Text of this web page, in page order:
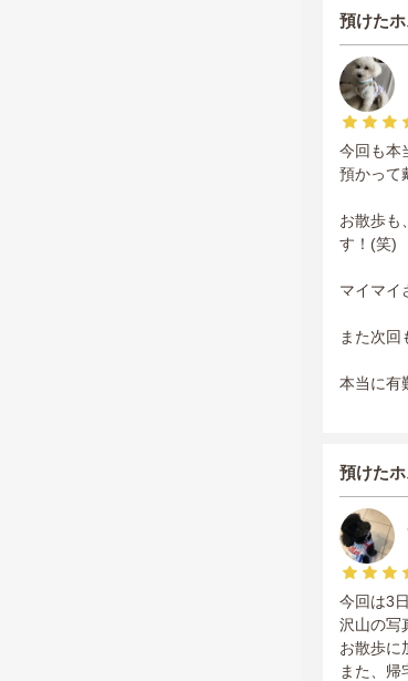
預けたホ
今回も本
預かって
お散歩も
す！(笑)
マイマイ
また次回
本当に有
預けたホ
今回は3
沢山の写
お散歩に
また、